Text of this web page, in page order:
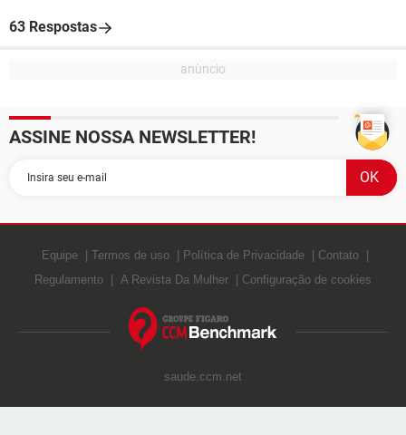
63 Respostas
ASSINE NOSSA NEWSLETTER!
Equipe Termos de uso Política de Privacidade
Contato
Regulamento
A Revista Da Mulher Configuração de cookies
saude.ccm.net